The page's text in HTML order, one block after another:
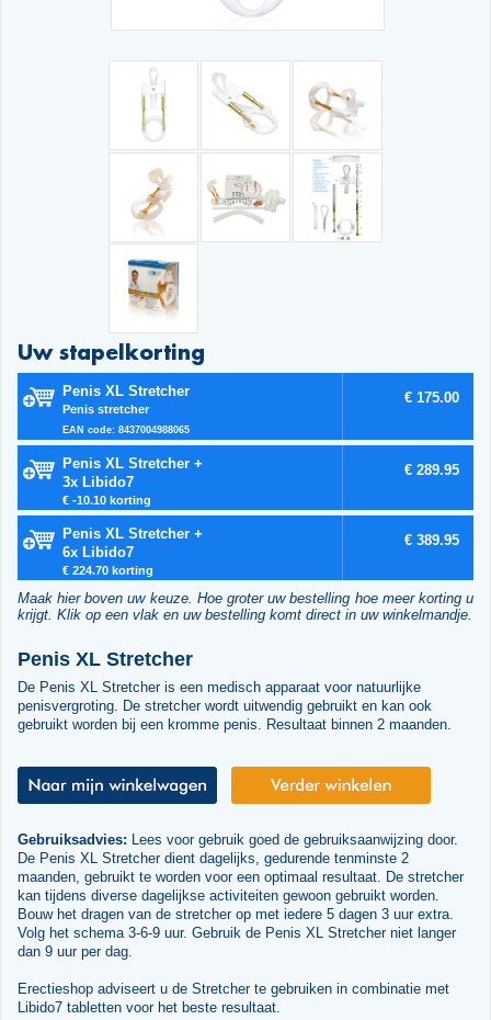
Uw stapelkorting
Penis XL Stretcher
Penis stretcher
EAN code: 8437004988065
€ 175.00
Penis XL Stretcher +
3x Libido7
€ -10.10 korting
€ 289.95
Penis XL Stretcher +
6x Libido7
€ 224.70 korting
€ 389.95
Maak hier boven uw keuze. Hoe groter uw bestelling hoe meer korting u
krijgt. Klik op een vlak en uw bestelling komt direct in uw winkelmandje.
Penis XL Stretcher
De Penis XL Stretcher is een medisch apparaat voor natuurlijke
penisvergroting. De stretcher wordt uitwendig gebruikt en kan ook
gebruikt worden bij een kromme penis. Resultaat binnen 2 maanden.
Gebruiksadvies: Lees voor gebruik goed de gebruiksaanwijzing door.
De Penis XL Stretcher dient dagelijks, gedurende tenminste 2
maanden, gebruikt te worden voor een optimaal resultaat. De stretcher
kan tijdens diverse dagelijkse activiteiten gewoon gebruikt worden.
Bouw het dragen van de stretcher op met iedere 5 dagen 3 uur extra.
Volg het schema 3-6-9 uur. Gebruik de Penis XL Stretcher niet langer
dan 9 uur per dag.
Erectieshop adviseert u de Stretcher te gebruiken in combinatie met
Libido7 tabletten voor het beste resultaat.